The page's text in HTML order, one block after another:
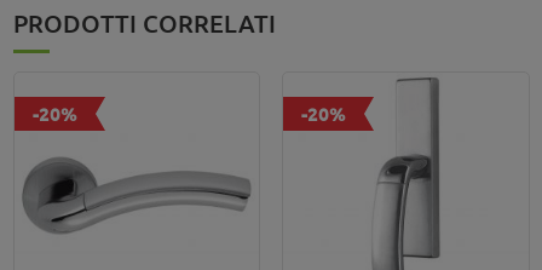
PRODOTTI CORRELATI
-20% -20%